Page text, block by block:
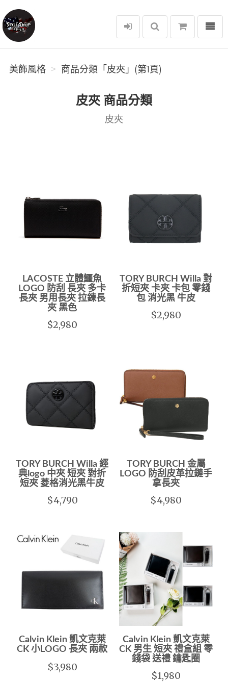
美飾風格
選單
美飾風格 商品分類「皮夾」(第1頁)
皮夾 商品分類
皮夾
LACOSTE 立體鱷魚
LOGO 防刮 長夾 多卡
長夾 男用長夾 拉鍊長
夾 黑色
$2,980
TORY BURCH Willa 對
折短夾 卡夾 卡包 零錢
包 消光黑 牛皮
$2,980
TORY BURCH Willa 經
典logo 中夾 短夾 對折
短夾 菱格消光黑牛皮
$4,790
TORY BURCH 金屬
LOGO 防刮皮革拉鏈手
拿長夾
$4,980
Calvin Klein 凱文克萊
CK 小LOGO 長夾 兩款
$3,980
Calvin Klein 凱文克萊
CK 男生 短夾 禮盒組 零
錢袋 送禮 鑰匙圈
$1,980